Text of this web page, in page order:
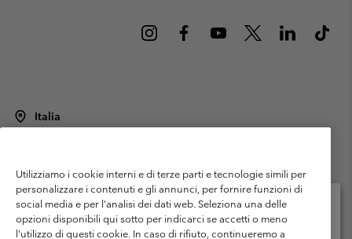
Italia
Termini di utilizzo
Condizioni Generali di Venditaa
Garanzia
Politica sulla privacy
Termini e condizioni del programma di membership
Utilizziamo i cookie interni e di terze parti e tecnologie simili per
personalizzare i contenuti e gli annunci, per fornire funzioni di
social media e per l'analisi dei dati web. Seleziona una delle
opzioni disponibili qui sotto per indicarci se accetti o meno
l'utilizzo di questi cookie. In caso di rifiuto, continueremo a